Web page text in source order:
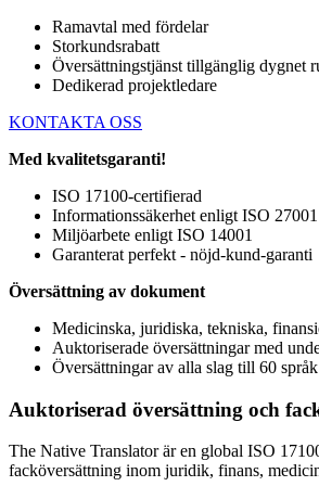
Ramavtal med fördelar
Storkundsrabatt
Översättningstjänst tillgänglig dygnet
Dedikerad projektledare
KONTAKTA OSS
Med kvalitetsgaranti!
ISO 17100-certifierad
Informationssäkerhet enligt ISO 27001
Miljöarbete enligt ISO 14001
Garanterat perfekt - nöjd-kund-garanti
Översättning av dokument
Medicinska, juridiska, tekniska,
Auktoriserade översättningar med
Översättningar av alla slag till 60 språk
Auktoriserad översättning och
The Native Translator är en global ISO
facköversättning inom juridik, finans,